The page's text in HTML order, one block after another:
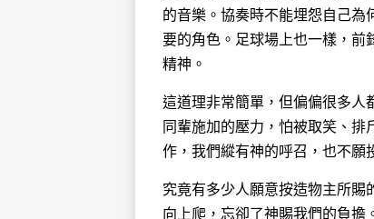
的音樂。協奏時不能埋怨自己為
要的角色。足球場上也一樣，前
精神。
這道理非常簡單，但偏偏很多人
同輩施加的壓力，怕被取笑、
作，我們縱有神的呼召，也不願
究竟有多少人願意按造物主所賜
向上爬，忘卻了神賜我們的負擔